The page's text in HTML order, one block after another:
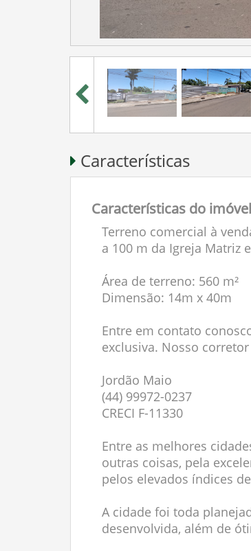
Características
Características do imóvel
Terreno comercial à
a 100 m da Igreja Matriz
Área de terreno: 560 m²
Dimensão: 14m x 40m
Entre em contato
exclusiva. Nosso
Jordão Maio
(44) 99972-0237
CRECI F-11330
Entre as melhores
outras coisas, pela
pelos elevados índices
A cidade foi toda
desenvolvida, além de